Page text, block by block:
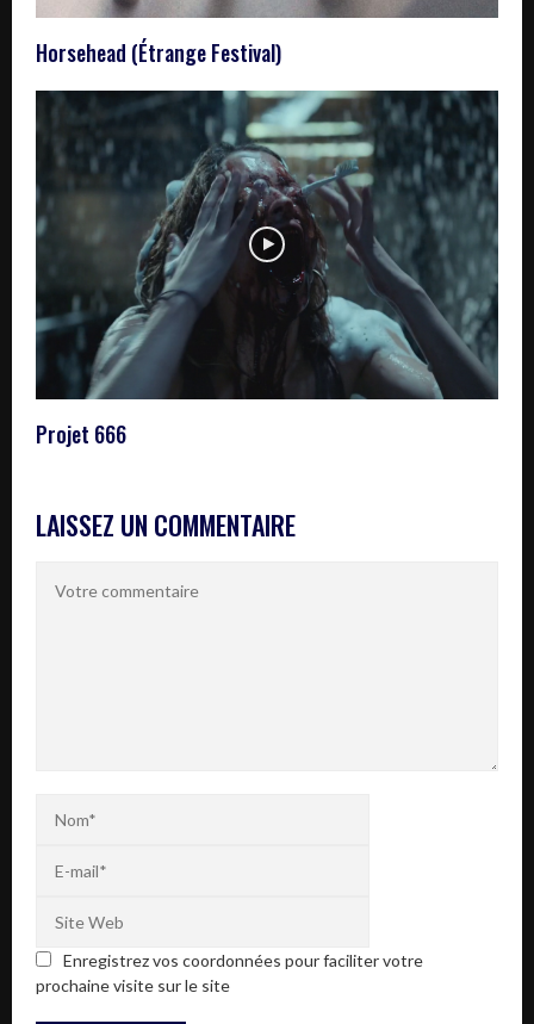
Horsehead (Étrange Festival)
Projet 666
LAISSEZ UN COMMENTAIRE
Enregistrez vos coordonnées pour faciliter votre
prochaine visite sur le site